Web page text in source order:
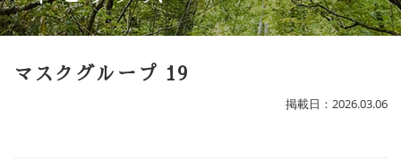
マスクグループ 19
掲載日：2026.03.06